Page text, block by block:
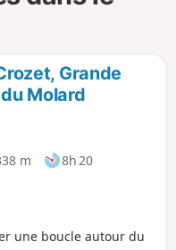
Grande
Molard
m
8h 20
une boucle autour du